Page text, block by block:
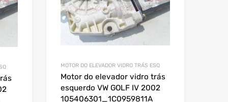
MOTOR DO ELEVADOR VIDRO TRÁS ESQ
Motor do elevador vidro trás
esquerdo VW GOLF IV 2002
105406301_1C0959811A